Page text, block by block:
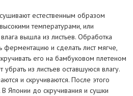
естественным образом
температурами, или
вышла из листьев. Обработка
ферментацию и сделать лист мягче,
его на бамбуковом плетеном
убрать из листьев оставшуюся влагу.
и скручиваются. После этого
Японии до скручивания и сушки